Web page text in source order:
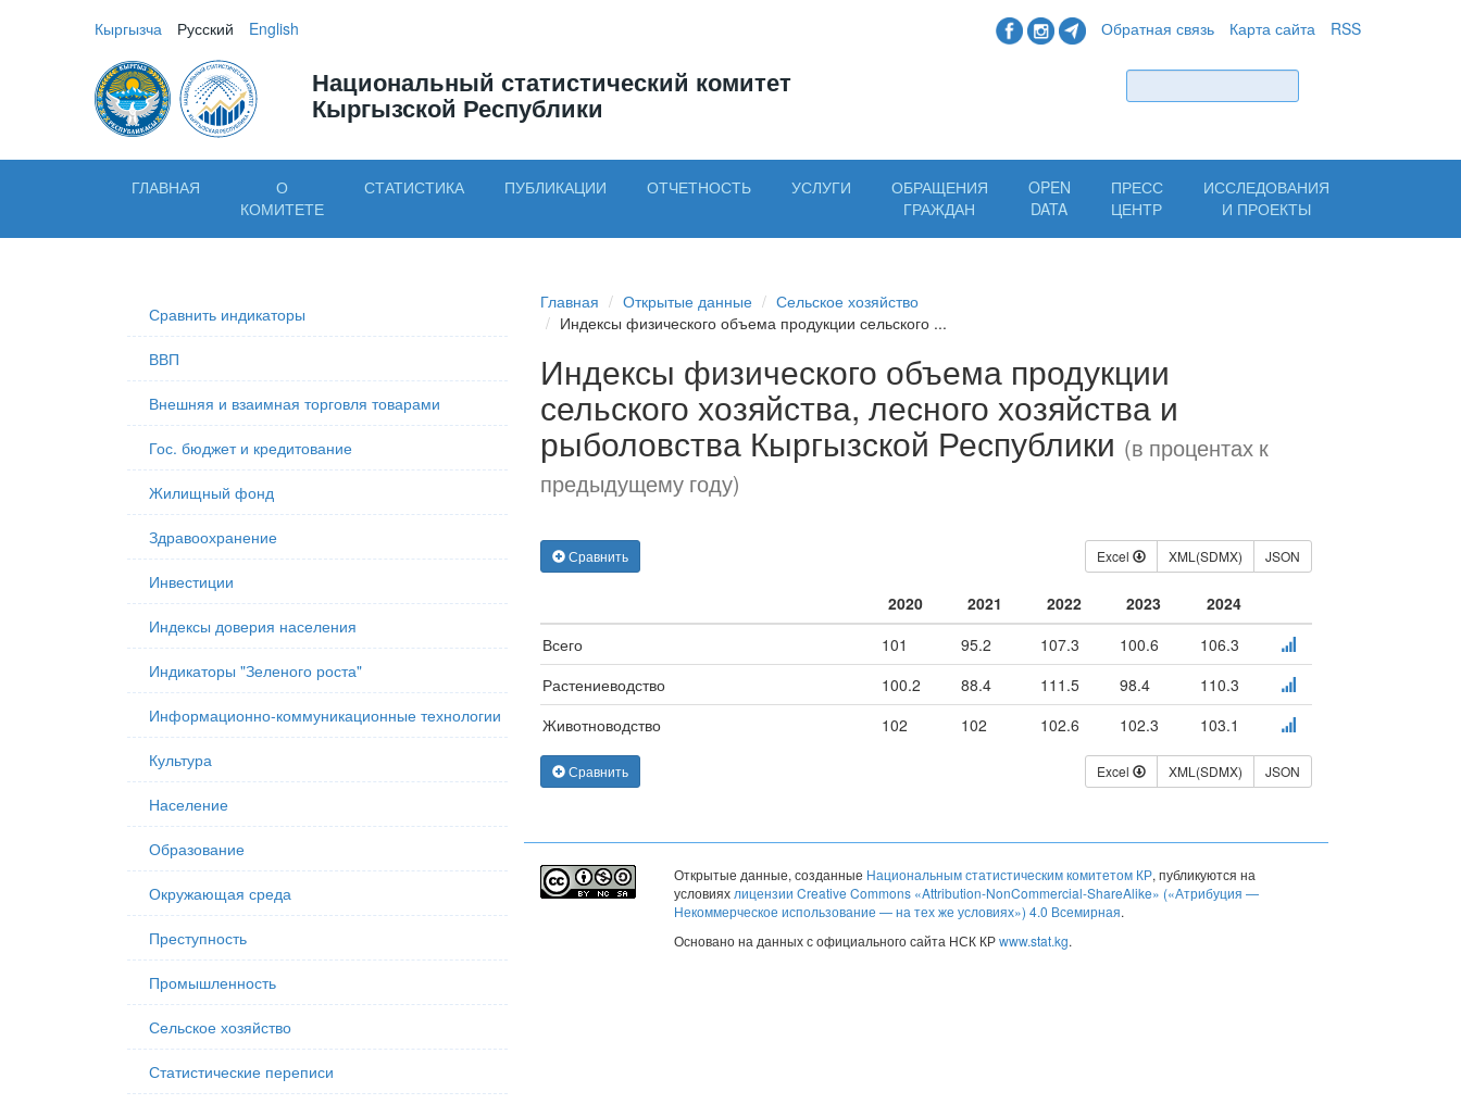
Кыргызча Русский English Обратная связь Карта сайта RSS
Национальный статистический комитет
Кыргызской Республики
ГЛАВНАЯ
О
КОМИТЕТЕ
СТАТИСТИКА ПУБЛИКАЦИИ ОТЧЕТНОСТЬ УСЛУГИ
ОБРАЩЕНИЯ
ГРАЖДАН
OPEN
DATA
ПРЕСС
ЦЕНТР
ИССЛЕДОВАНИЯ
И ПРОЕКТЫ
Сравнить индикаторы
ВВП
Внешняя и взаимная торговля товарами
Гос. бюджет и кредитование
Жилищный фонд
Здравоохранение
Инвестиции
Индексы доверия населения
Индикаторы "Зеленого роста"
Информационно-коммуникационные технологии
Культура
Население
Образование
Окружающая среда
Преступность
Промышленность
Сельское хозяйство
Статистические переписи
Главная Открытые данные
Сельское хозяйство
Индексы физического объема продукции сельского ...
Индексы физического объема продукции
сельского хозяйства, лесного хозяйства и
рыболовства Кыргызской Республики (в процентах к
предыдущему году)
Сравнить Excel XML(SDMX) JSON
2020 2021 2022 2023
2024
Всего
101 95.2 107.3 100.6
106.3
Растениеводство
100.2 88.4 111.5 98.4
110.3
Животноводство
102 102 102.6 102.3 103.1
Сравнить Excel XML(SDMX) JSON
Открытые данные, созданные Национальным статистическим комитетом КР, публикуются на
условиях лицензии Creative Commons «Attribution-NonCommercial-ShareAlike» («Атрибуция —
Некоммерческое использование — на тех же условиях») 4.0 Всемирная.
Основано на данных с официального сайта НСК КРwww.stat.kg.